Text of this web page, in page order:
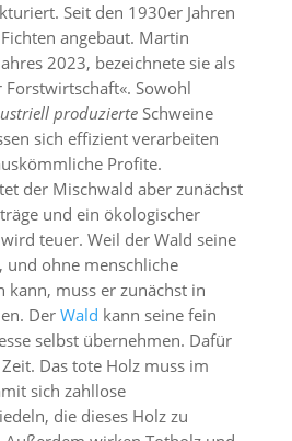
Seit den 1930er Jahren
angebaut. Martin
2023, bezeichnete sie als
Sowohl
produzierte Schweine
sich effizient verarbeiten
Profite.
der Mischwald aber zunächst
und ein ökologischer
teuer. Weil der Wald seine
und ohne menschliche
kann, muss er zunächst in
Der Wald kann seine fein
selbst übernehmen. Dafür
Das tote Holz muss im
sich zahllose
die dieses Holz zu